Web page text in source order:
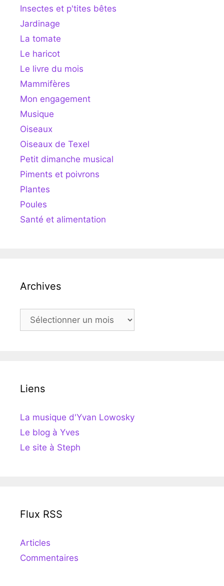
Insectes et p'tites bêtes
Jardinage
La tomate
Le haricot
Le livre du mois
Mammifères
Mon engagement
Musique
Oiseaux
Oiseaux de Texel
Petit dimanche musical
Piments et poivrons
Plantes
Poules
Santé et alimentation
Archives
Archives
Liens
La musique d'Yvan Lowosky
Le blog à Yves
Le site à Steph
Flux RSS
Articles
Commentaires